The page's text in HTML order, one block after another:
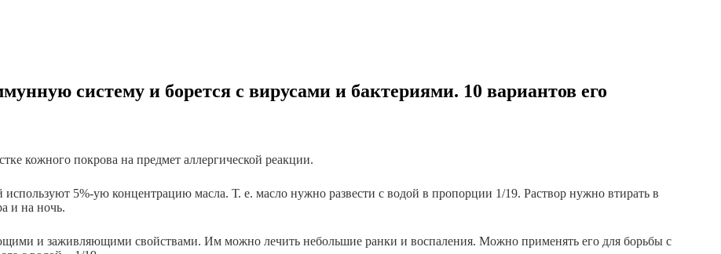
систему и борется с вирусами и бактериями. 10 вариантов его
кожного покрова на предмет аллергической реакции.
5%-ую концентрацию масла. Т. е. масло нужно развести с водой в пропорции 1/19. Раствор нужно втирать в
и на ночь.
и заживляющими свойствами. Им можно лечить небольшие ранки и воспаления. Можно применять его для борьбы с